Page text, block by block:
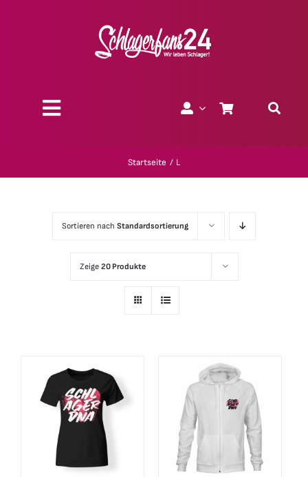
Toggle
Startseite L
Sortieren nach Standardsortierung
Zeige 20 Produkte